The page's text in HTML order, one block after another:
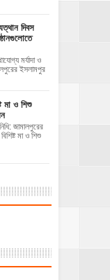
দিবস
মর্যাদা ও
ইসলামপুর
মা ও শিশু
জামালপুরের
মা ও শিশু